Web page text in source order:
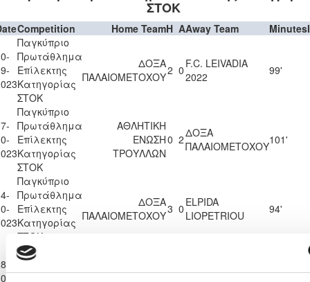
ΣΤΟΚ
Competition Home TeamH AAway Team Minutes
Παγκύπριο
Πρωτάθλημα
Επίλεκτης
Κατηγορίας
ΣΤΟΚ
ΔΟΞΑ
ΠΑΛΑΙΟΜΕΤΟΧΟΥ2 0 F.C. LEIVADIA
2022
99'
Παγκύπριο
Πρωτάθλημα
Επίλεκτης
Κατηγορίας
ΣΤΟΚ
ΑΘΛΗΤΙΚΗ
ΕΝΩΣΗ
ΤΡΟΥΛΛΩΝ
0 2ΔΟΞΑ
ΠΑΛΑΙΟΜΕΤΟΧΟΥ101'
Παγκύπριο
Πρωτάθλημα
Επίλεκτης
Κατηγορίας
ΣΤΟΚ
ΔΟΞΑ
ΠΑΛΑΙΟΜΕΤΟΧΟΥ3 0 ELPIDA
LIOPETRIOU
94'
Παγκύπριο
Πρωτάθλημα
Επίλεκτης
ΔΟΞΑ1 0ΑΓΙΟΥ
90'